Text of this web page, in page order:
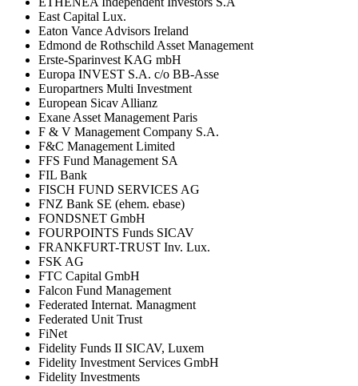
East Capital Lux.
Eaton Vance Advisors Ireland
Edmond de Rothschild Asset Management
Erste-Sparinvest KAG mbH
Europa INVEST S.A. c/o BB-Asse
Europartners Multi Investment
European Sicav Allianz
Exane Asset Management Paris
F & V Management Company S.A.
F&C Management Limited
FFS Fund Management SA
FIL Bank
FISCH FUND SERVICES AG
FNZ Bank SE (ehem. ebase)
FONDSNET GmbH
FOURPOINTS Funds SICAV
FRANKFURT-TRUST Inv. Lux.
FSK AG
FTC Capital GmbH
Falcon Fund Management
Federated Internat. Managment
Federated Unit Trust
FiNet
Fidelity Funds II SICAV, Luxem
Fidelity Investment Services GmbH
Fidelity Investments